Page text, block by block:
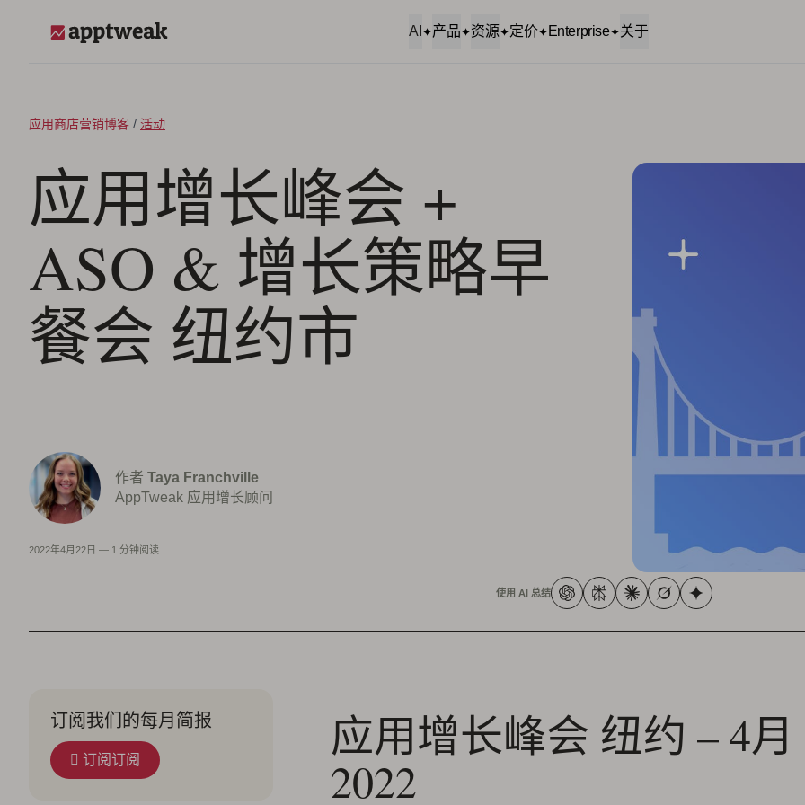
AI 产品 资源 定价 Enterprise 关于
应用商店营销博客 / 活动
应用增长峰会 +
ASO & 增长策略早
餐会 纽约市
作者 Taya Franchville
AppTweak 应用增长顾问
2022年4月22日 — 1 分钟阅读
使用 AI 总结
订阅我们的每月简报
订阅订阅
应用增长峰会 纽约 – 4月
2022